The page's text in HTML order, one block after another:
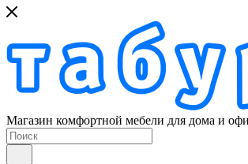
Магазин комфортной мебели для дома и